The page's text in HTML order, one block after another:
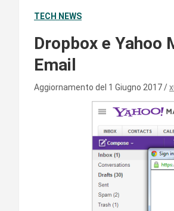
TECH NEWS
Dropbox e Yahoo
Email
Aggiornamento del 1 Giugno 2017